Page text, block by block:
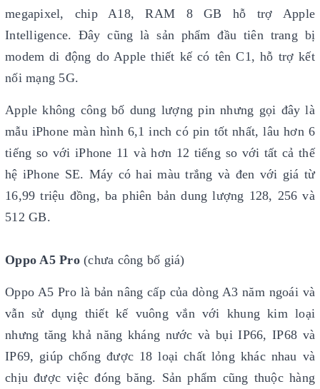
megapixel, chip A18, RAM 8 GB hỗ trợ Apple
Intelligence. Đây cũng là sản phẩm đầu tiên trang bị
modem di động do Apple thiết kế có tên C1, hỗ trợ kết
nối mạng 5G.
Apple không công bố dung lượng pin nhưng gọi đây là
mẫu iPhone màn hình 6,1 inch có pin tốt nhất, lâu hơn 6
tiếng so với iPhone 11 và hơn 12 tiếng so với tất cả thế
hệ iPhone SE. Máy có hai màu trắng và đen với giá từ
16,99 triệu đồng, ba phiên bản dung lượng 128, 256 và
512 GB.
Oppo A5 Pro(chưa công bố giá)
Oppo A5 Pro là bản nâng cấp của dòng A3 năm ngoái và
vẫn sử dụng thiết kế vuông vắn với khung kim loại
nhưng tăng khả năng kháng nước và bụi IP66, IP68 và
IP69, giúp chống được 18 loại chất lỏng khác nhau và
chịu được việc đóng băng. Sản phẩm cũng thuộc hàng